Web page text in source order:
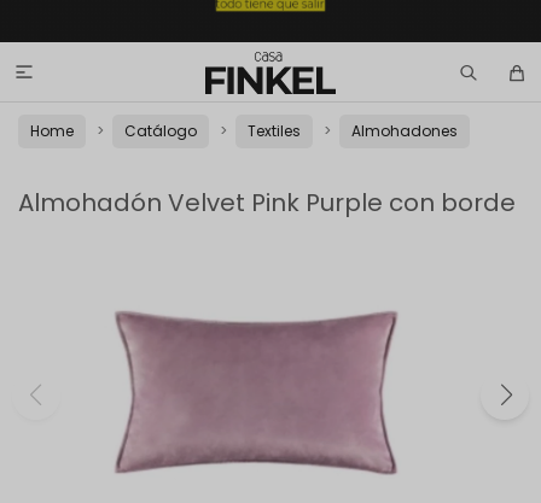

Home Catálogo Textiles Almohadones
Almohadón Velvet Pink Purple con borde